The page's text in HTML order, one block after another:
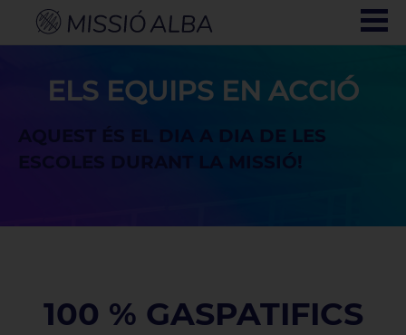
ELS EQUIPS EN ACCIÓ
AQUEST ÉS EL DIA A DIA DE LES
ESCOLES DURANT LA MISSIÓ!
100 % GASPATIFICS